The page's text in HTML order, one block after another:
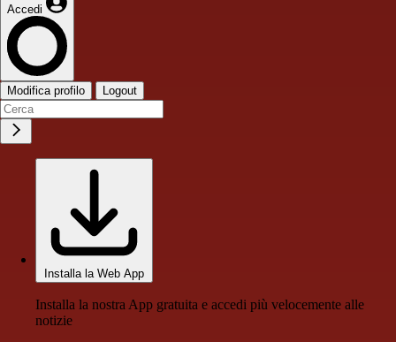
Accedi
Modifica profilo Logout
Installa la Web App
Installa la nostra App gratuita e accedi più velocemente alle
notizie